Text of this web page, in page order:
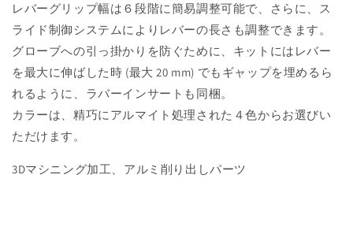
レバーグリップ幅は６段階に簡易調整可能で、さらに、ス
ライド制御システムによりレバーの長さも調整できます。
グローブへの引っ掛かりを防ぐために、キットにはレバー
を最大に伸ばした時 (最大 20 mm) でもギャップを埋めるら
れるように、ラバーインサートも同梱。
カラーは、精巧にアルマイト処理された４色からお選びい
ただけます。
3Dマシニング加工、アルミ削り出しパーツ